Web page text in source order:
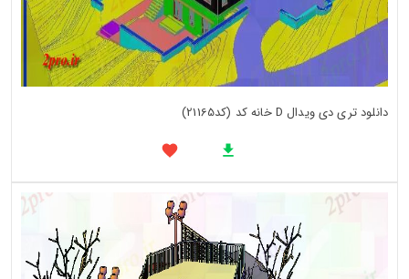
دانلود تری دی ویدال D خانه کد (کد21165)